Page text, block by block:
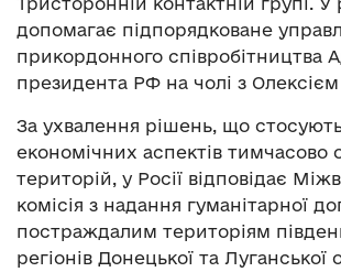
допомагає підпорядковане
прикордонного співробітництва
президента РФ на чолі з Олексієм
За ухвалення рішень, що
економічних аспектів тимчасово
територій, у Росії відповідає
комісія з надання гуманітарної
постраждалим територіям
регіонів Донецької та Луганської